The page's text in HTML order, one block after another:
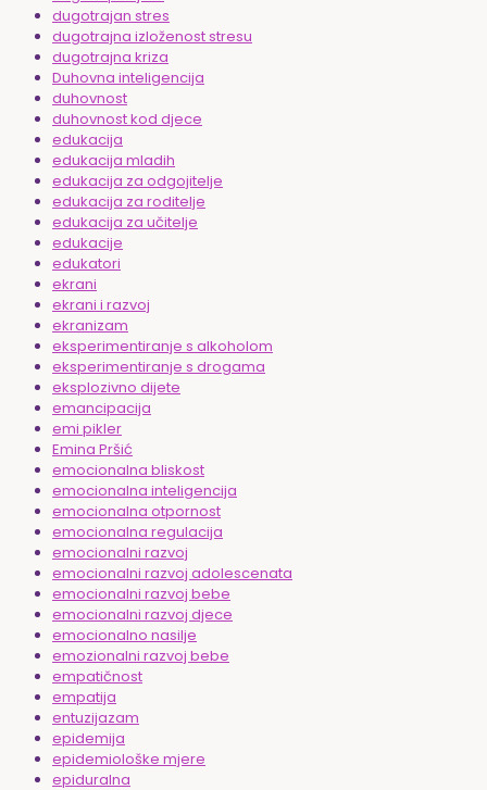
dugotrajan stres
dugotrajna izloženost stresu
dugotrajna kriza
Duhovna inteligencija
duhovnost
duhovnost kod djece
edukacija
edukacija mladih
edukacija za odgojitelje
edukacija za roditelje
edukacija za učitelje
edukacije
edukatori
ekrani
ekrani i razvoj
ekranizam
eksperimentiranje s alkoholom
eksperimentiranje s drogama
eksplozivno dijete
emancipacija
emi pikler
Emina Pršić
emocionalna bliskost
emocionalna inteligencija
emocionalna otpornost
emocionalna regulacija
emocionalni razvoj
emocionalni razvoj adolescenata
emocionalni razvoj bebe
emocionalni razvoj djece
emocionalno nasilje
emozionalni razvoj bebe
empatičnost
empatija
entuzijazam
epidemija
epidemiološke mjere
epiduralna